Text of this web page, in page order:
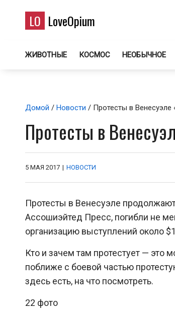
LO LoveOpium
ЖИВОТНЫЕ КОСМОС НЕОБЫЧНОЕ
Домой / Новости / Протесты в Венесуэле
Протесты в
5 МАЯ 2017 | НОВОСТИ
Протесты в Венесуэле
Ассошиэйтед Пресс, погибли не
организацию выступлений около
Кто и зачем там протестует — это
поближе с боевой частью
здесь есть, на что посмотреть.
22 фото